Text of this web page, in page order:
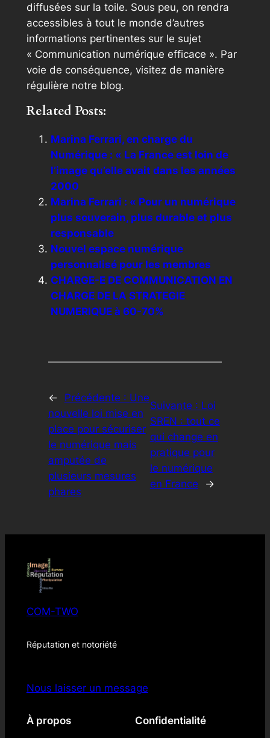
diffusées sur la toile. Sous peu, on rendra
accessibles à tout le monde d’autres
informations pertinentes sur le sujet
« Communication numérique efficace ». Par
voie de conséquence, visitez de manière
régulière notre blog.
Related Posts:
Marina Ferrari, en charge du
Numérique : « La France est loin de
l’image qu’elle avait dans les années
2000
Marina Ferrari : « Pour un numérique
plus souverain, plus durable et plus
responsable
Nouvel espace numérique
personnalisé pour les membres
CHARGE-E DE COMMUNICATION EN
CHARGE DE LA STRATEGIE
NUMERIQUE à 60-70%
← Précédente : Une
nouvelle loi mise en
place pour sécuriser
le numérique mais
amputée de
plusieurs mesures
phares
Suivante : Loi
SREN : tout ce
qui change en
pratique pour
le numérique
en France
→
COM-TWO
Réputation et notoriété
Nous laisser un message
À propos Confidentialité